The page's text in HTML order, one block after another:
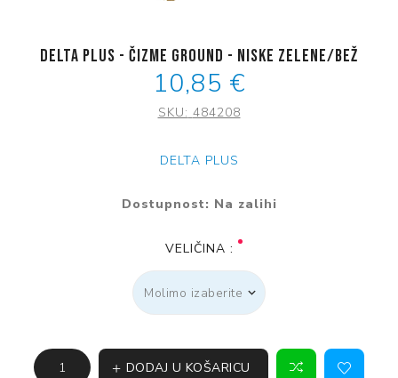
Delta plus - čizme ground - niske zelene/bež
10,85 €
SKU: 484208
DELTA PLUS
Dostupnost: Na zalihi
VELIČINA :
DODAJ U KOŠARICU